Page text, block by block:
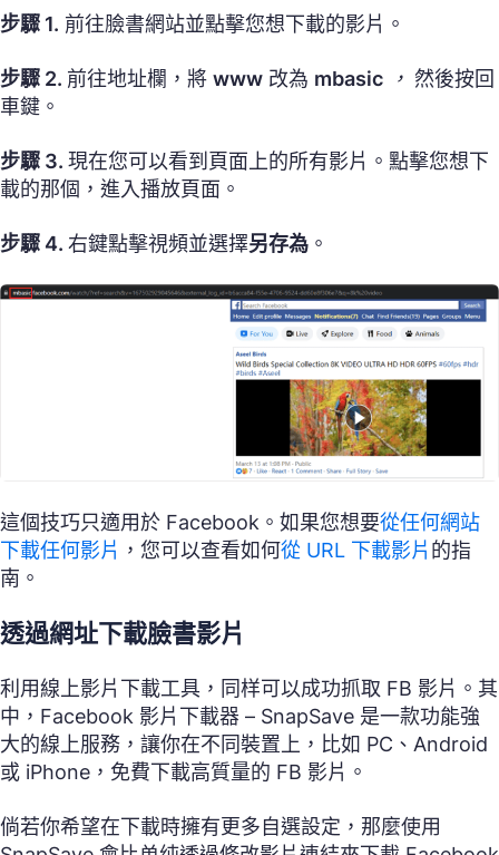
步驟 1. 前往臉書網站並點擊您想下載的影片。
步驟 2. 前往地址欄，將 www 改為 mbasic ， 然後按回
車鍵。
步驟 3. 現在您可以看到頁面上的所有影片。點擊您想下
載的那個，進入播放頁面。
步驟 4. 右鍵點擊視頻並選擇另存為 。
這個技巧只適用於 Facebook。如果您想要從任何網站
下載任何影片 ，您可以查看如何從 URL 下載影片 的指
南。
透過網址下載臉書影片
利用線上影片下載工具，同样可以成功抓取 FB 影片。其
中，Facebook 影片下載器 – SnapSave 是一款功能強
大的線上服務，讓你在不同裝置上，比如 PC、Android
或 iPhone，免費下載高質量的 FB 影片。
倘若你希望在下載時擁有更多自選設定，那麼使用